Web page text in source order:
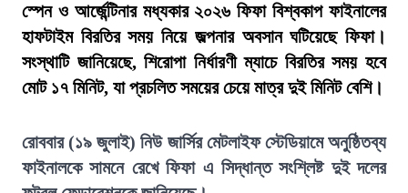
স্পেন ও আর্জেন্টিনার মধ্যকার ২০২৬ ফিফা বিশ্বকাপ ফাইনালের
হাফটাইম বিরতির সময় নিয়ে জল্পনার অবসান ঘটিয়েছে ফিফা।
সংস্থাটি জানিয়েছে, শিরোপা নির্ধারণী ম্যাচে বিরতির সময় হবে
মোট ১৭ মিনিট, যা প্রচলিত সময়ের চেয়ে মাত্র দুই মিনিট বেশি।
রোববার (১৯ জুলাই) নিউ জার্সির মেটলাইফ স্টেডিয়ামে অনুষ্ঠিতব্য
ফাইনালকে সামনে রেখে ফিফা এ সিদ্ধান্ত সংশ্লিষ্ট দুই দলের